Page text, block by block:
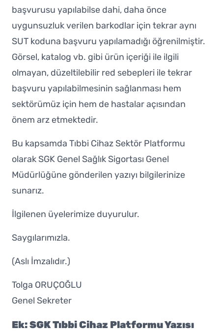
başvurusu yapılabilse dahi, daha önce
uygunsuzluk verilen barkodlar için tekrar aynı
SUT koduna başvuru yapılamadığı öğrenilmiştir.
Görsel, katalog vb. gibi ürün içeriği ile ilgili
olmayan, düzeltilebilir red sebepleri ile tekrar
başvuru yapılabilmesinin sağlanması hem
sektörümüz için hem de hastalar açısından
önem arz etmektedir.
Bu kapsamda Tıbbi Cihaz Sektör Platformu
olarak SGK Genel Sağlık Sigortası Genel
Müdürlüğüne gönderilen yazıyı bilgilerinize
sunarız.
İlgilenen üyelerimize duyurulur.
Saygılarımızla.
(Aslı İmzalıdır.)
Tolga ORUÇOĞLU
Genel Sekreter
Ek: SGK Tıbbi Cihaz Platformu Yazısı